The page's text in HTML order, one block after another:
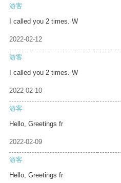
游客
I called you 2 times. W
2022-02-12
游客
I called you 2 times. W
2022-02-10
游客
Hello, Greetings fr
2022-02-09
游客
Hello, Greetings fr